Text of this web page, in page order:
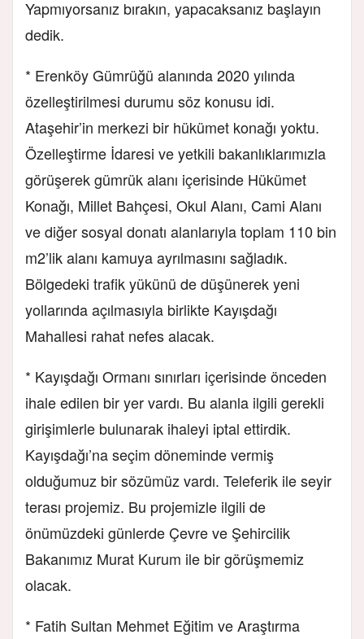
Yapmıyorsanız bırakın, yapacaksanız başlayın
dedik.
* Erenköy Gümrüğü alanında 2020 yılında
özelleştirilmesi durumu söz konusu idi.
Ataşehir’in merkezi bir hükümet konağı yoktu.
Özelleştirme İdaresi ve yetkili bakanlıklarımızla
görüşerek gümrük alanı içerisinde Hükümet
Konağı, Millet Bahçesi, Okul Alanı, Cami Alanı
ve diğer sosyal donatı alanlarıyla toplam 110 bin
m2’lik alanı kamuya ayrılmasını sağladık.
Bölgedeki trafik yükünü de düşünerek yeni
yollarında açılmasıyla birlikte Kayışdağı
Mahallesi rahat nefes alacak.
* Kayışdağı Ormanı sınırları içerisinde önceden
ihale edilen bir yer vardı. Bu alanla ilgili gerekli
girişimlerle bulunarak ihaleyi iptal ettirdik.
Kayışdağı’na seçim döneminde vermiş
olduğumuz bir sözümüz vardı. Teleferik ile seyir
terası projemiz. Bu projemizle ilgili de
önümüzdeki günlerde Çevre ve Şehircilik
Bakanımız Murat Kurum ile bir görüşmemiz
olacak.
* Fatih Sultan Mehmet Eğitim ve Araştırma